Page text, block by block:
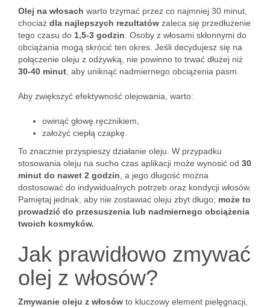
Olej na włosach warto trzymać przez co najmniej 30 minut,
chociaż dla najlepszych rezultatów zaleca się przedłużenie
tego czasu do 1,5-3 godzin . Osoby z włosami skłonnymi do
obciążania mogą skrócić ten okres. Jeśli decydujesz się na
połączenie oleju z odżywką, nie powinno to trwać dłużej niż
30-40 minut , aby uniknąć nadmiernego obciążenia pasm.
Aby zwiększyć efektywność olejowania, warto:
owinąć głowę ręcznikiem,
założyć ciepłą czapkę.
To znacznie przyspieszy działanie oleju. W przypadku
stosowania oleju na sucho czas aplikacji może wynosić od 30
minut do nawet 2 godzin , a jego długość można
dostosować do indywidualnych potrzeb oraz kondycji włosów.
Pamiętaj jednak, aby nie zostawiać oleju zbyt długo; może to
prowadzić do przesuszenia lub nadmiernego obciążenia
twoich kosmyków.
Jak prawidłowo zmywać
olej z włosów?
Zmywanie oleju z włosów to kluczowy element pielęgnacji,